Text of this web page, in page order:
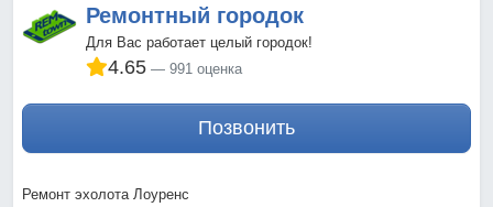
Ремонтный городок
Для Вас работает целый городок!
4.65 991 оценка
Позвонить
Ремонт эхолота Лоуренс